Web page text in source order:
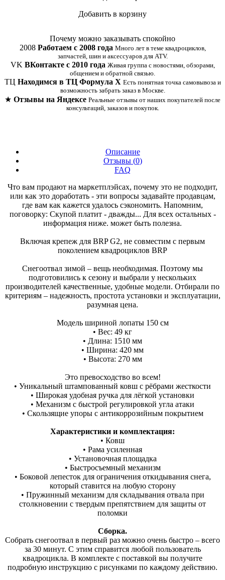
Добавить в корзину
Почему можно заказывать спокойно
2008 Работаем с 2008 года Много лет в теме квадроциклов,
запчастей, шин и аксессуаров для ATV.
VK ВКонтакте с 2010 года Живая группа с новостями, обзорами,
общением и обратной связью.
ТЦ Находимся в ТЦ Формула Х Есть понятная точка самовывоза и
возможность забрать заказ в Москве.
★ Отзывы на Яндексе Реальные отзывы от наших покупателей после
консультаций, заказов и покупок.
Описание
Отзывы (0)
FAQ
Что вам продают на маркетплэйсах, почему это не подходит,
или как это доработать - эти вопросы задавайте продавцам,
где вам как кажется удалось сэкономить. Напомним,
поговорку: Скупой платит - дважды... Для всех остальных -
информация ниже. может быть полезна.
Включая крепеж для BRP G2, не совместим с первым
поколением квадроциклов BRP
Снегоотвал зимой – вещь необходимая. Поэтому мы
подготовились к сезону и выбрали у нескольких
производителей качественные, удобные модели. Отбирали по
критериям – надежность, простота установки и эксплуатации,
разумная цена.
Модель шириной лопаты 150 см
• Вес: 49 кг
• Длина: 1510 мм
• Ширина: 420 мм
• Высота: 270 мм
Это превосходство во всем!
• Уникальный штампованный ковш с рёбрами жесткости
• Широкая удобная ручка для лёгкой установки
• Механизм с быстрой регулировкой угла атаки
• Скользящие упоры с антикоррозийным покрытием
Характеристики и комплектация:
• Ковш
• Рама усиленная
• Установочная площадка
• Быстросъемный механизм
• Боковой лепесток для ограничения откидывания снега,
который ставится на любую сторону
• Пружинный механизм для складывания отвала при
столкновении с твердым препятствием для защиты от
поломки
Сборка.
Собрать снегоотвал в первый раз можно очень быстро – всего
за 30 минут. С этим справится любой пользователь
квадроцикла. В комплекте с поставкой вы получите
подробную инструкцию с рисунками по каждому действию.